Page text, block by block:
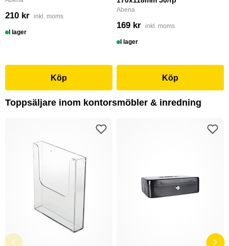
210 kr inkl. moms
I lager
Köp
Abena
169 kr inkl. moms
I lager
Köp
Toppsäljare inom kontorsmöbler & inredning